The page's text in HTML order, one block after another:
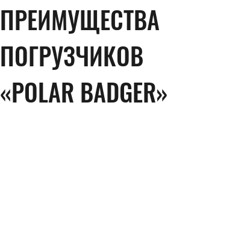
ПРЕИМУЩЕСТВА
ПОГРУЗЧИКОВ
«POLAR BADGER»